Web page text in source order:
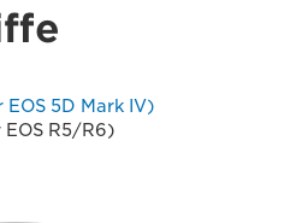
5D Mark IV)
EOS R5/R6)